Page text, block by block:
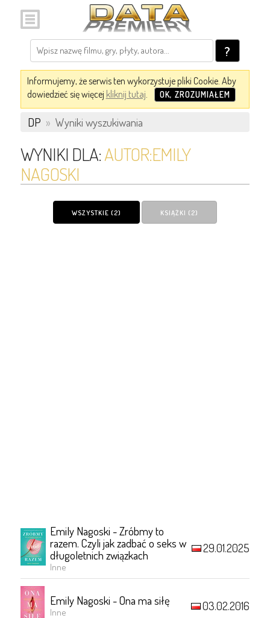
?
Informujemy, że serwis ten wykorzystuje pliki Cookie. Aby
dowiedzieć się więcej kliknij tutaj. OK, ZROZUMIAŁEM
DP » Wyniki wyszukiwania
WYNIKI DLA:AUTOR:EMILY
NAGOSKI
WSZYSTKIE (2) KSIĄŻKI (2)
Emily Nagoski - Zróbmy to
razem. Czyli jak zadbać o seks w
długoletnich związkach
Inne
29.01.2025
Emily Nagoski - Ona ma siłę
Inne 03.02.2016